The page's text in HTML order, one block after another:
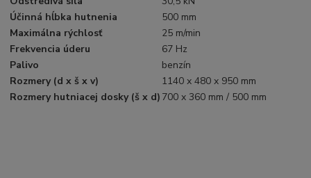
Účinná hĺbka hutnenia
500 mm
Maximálna rýchlosť
25 m/min
Frekvencia úderu
67 Hz
Palivo
benzín
Rozmery (d x š x v)
1140 x 480 x 950 mm
Rozmery hutniacej dosky (š x d) 700 x 360 mm / 500 mm